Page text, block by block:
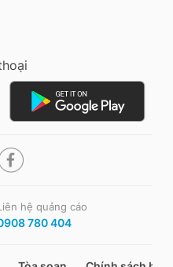
hệ quảng cáo
780 404